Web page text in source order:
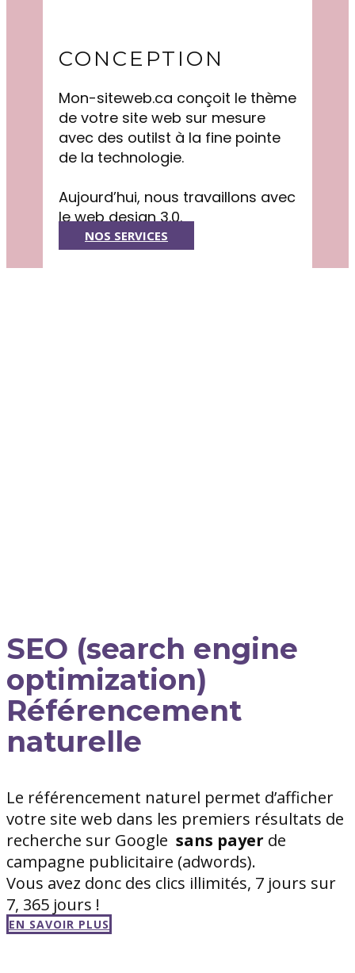
CONCEPTION
Mon-siteweb.ca conçoit le thème
de votre site web sur mesure
avec des outilst à la fine pointe
de la technologie.
Aujourd’hui, nous travaillons avec
le web design 3.0.
NOS SERVICES
SEO (search engine
optimization)
Référencement
naturelle
Le référencement naturel permet d’afficher
votre site web dans les premiers résultats de
recherche sur Google sans payer de
campagne publicitaire (adwords).
Vous avez donc des clics illimités, 7 jours sur
7, 365 jours !
EN SAVOIR PLUS